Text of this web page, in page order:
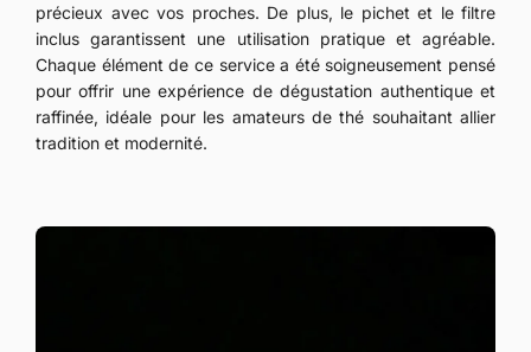
précieux avec vos proches. De plus, le pichet et le filtre
inclus garantissent une utilisation pratique et agréable.
Chaque élément de ce service a été soigneusement pensé
pour offrir une expérience de dégustation authentique et
raffinée, idéale pour les amateurs de thé souhaitant allier
tradition et modernité.